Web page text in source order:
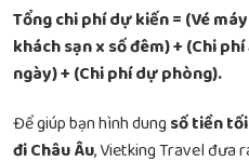
Tổng chi phí dự kiến = (Vé
khách sạn x số đêm) + (Chi
ngày) + (Chi phí dự phòng).
Để giúp bạn hình dungsố tiền
đi Châu Âu, Vietking Travel đưa